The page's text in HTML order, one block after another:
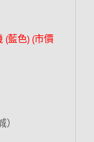
(藍色) (市價